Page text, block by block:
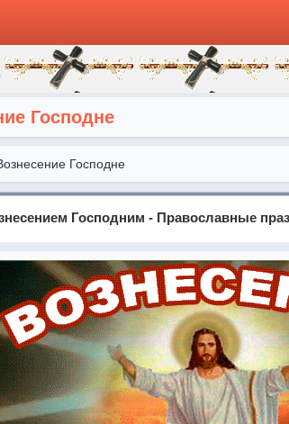
Господне
Господне
Господним - Православные